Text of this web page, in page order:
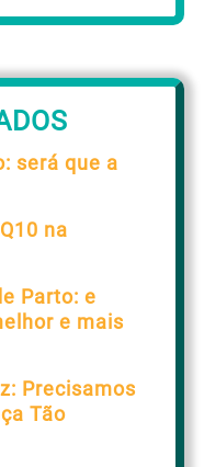
será que a
na
Parto: e
e mais
Precisamos
Tão